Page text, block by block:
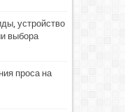
устройство
выбора
проса на